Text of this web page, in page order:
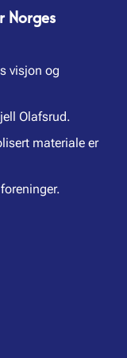
Norges
visjon og
Olafsrud.
materiale er